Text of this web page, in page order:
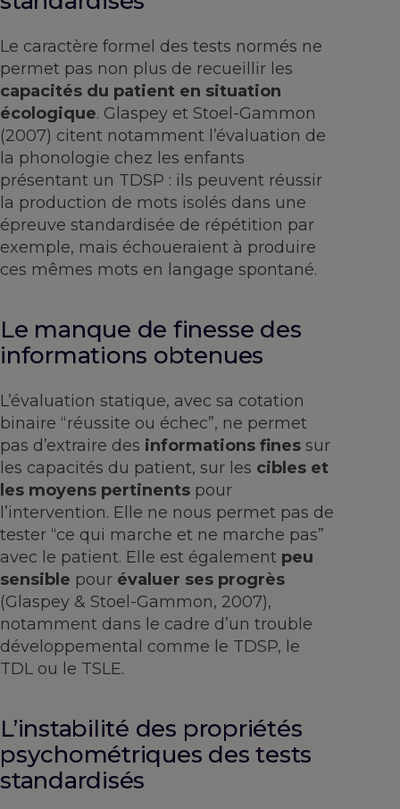
Le caractère formel des tests normés ne
permet pas non plus de recueillir les
capacités du patient en situation
écologique. Glaspey et Stoel-Gammon
(2007) citent notamment l’évaluation de
la phonologie chez les enfants
présentant un TDSP : ils peuvent réussir
la production de mots isolés dans une
épreuve standardisée de répétition par
exemple, mais échoueraient à produire
ces mêmes mots en langage spontané.
Le manque de finesse des
informations obtenues
L’évaluation statique, avec sa cotation
binaire “réussite ou échec”, ne permet
pas d’extraire des informations fines sur
les capacités du patient, sur les cibles et
les moyens pertinents pour
l’intervention. Elle ne nous permet pas de
tester “ce qui marche et ne marche pas”
avec le patient. Elle est également peu
sensible pour évaluer ses progrès
(Glaspey & Stoel-Gammon, 2007),
notamment dans le cadre d’un trouble
développemental comme le TDSP, le
TDL ou le TSLE.
L’instabilité des propriétés
psychométriques des tests
standardisés